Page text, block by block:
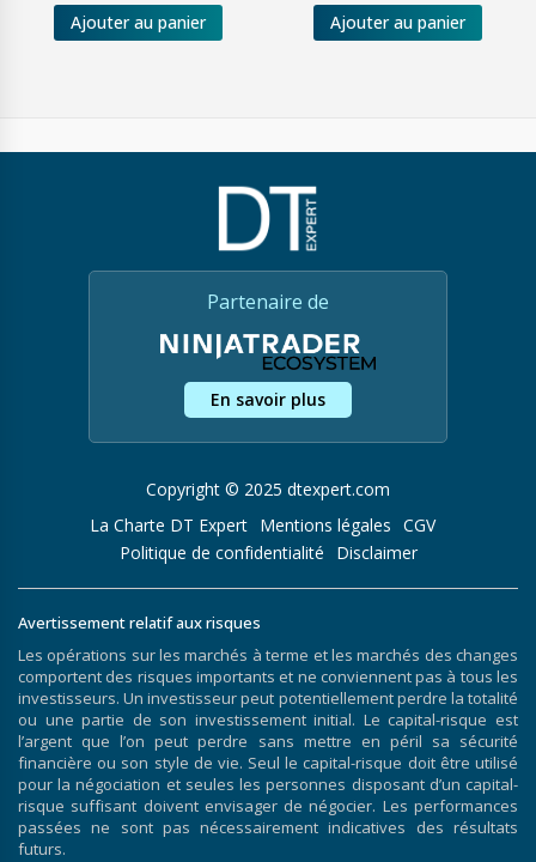
Ajouter au panier Ajouter au panier
Partenaire de
En savoir plus
Copyright © 2025 dtexpert.com
La Charte DT Expert
Mentions légales CGV
Politique de confidentialité
Disclaimer
Avertissement relatif aux risques
Les opérations sur les marchés à terme et les marchés des changes
comportent des risques importants et ne conviennent pas à tous les
investisseurs. Un investisseur peut potentiellement perdre la totalité
ou une partie de son investissement initial. Le capital-risque est
l’argent que l’on peut perdre sans mettre en péril sa sécurité
financière ou son style de vie. Seul le capital-risque doit être utilisé
pour la négociation et seules les personnes disposant d’un capital-
risque suffisant doivent envisager de négocier. Les performances
passées ne sont pas nécessairement indicatives des résultats
futurs.